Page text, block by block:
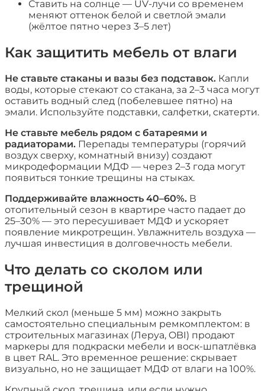
Ставить на солнце — UV-лучи со временем
меняют оттенок белой и светлой эмали
(жёлтое пятно через 3–5 лет)
Как защитить мебель от влаги
Не ставьте стаканы и вазы без подставок. Капли
воды, которые стекают со стакана, за 2–3 часа могут
оставить водный след (побелевшее пятно) на
эмали. Используйте подставки, салфетки, скатерти.
Не ставьте мебель рядом с батареями и
радиаторами. Перепады температуры (горячий
воздух сверху, комнатный внизу) создают
микродеформации МДФ — через 2–3 года могут
появиться тонкие трещины на стыках.
Поддерживайте влажность 40–60%. В
отопительный сезон в квартире часто падает до
25–30% — это пересушивает МДФ и ускоряет
появление микротрещин. Увлажнитель воздуха —
лучшая инвестиция в долговечность мебели.
Что делать со сколом или
трещиной
Мелкий скол (меньше 5 мм) можно закрыть
самостоятельно специальным ремкомплектом: в
строительных магазинах (Леруа, OBI) продают
маркеры для подкраски мебели и воск-шпатлёвка
в цвет RAL. Это временное решение: скрывает
визуально, но не защищает МДФ от влаги на 100%.